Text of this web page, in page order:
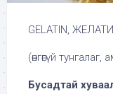
GELATIN,
(өнгөгүй
Бусадтай